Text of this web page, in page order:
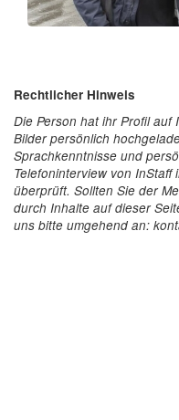
Rechtlicher Hinweis
Die Person hat ihr Profil auf
Bilder persönlich
Sprachkenntnisse und
Telefoninterview von InStaff
überprüft. Sollten Sie der
durch Inhalte auf dieser
uns bitte umgehend an: